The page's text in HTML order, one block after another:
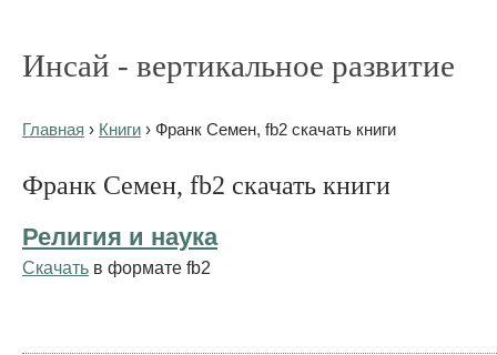
Инсай - вертикальное развитие
Главная › Книги › Франк Семен, fb2 скачать книги
Франк Семен, fb2 скачать книги
Религия и наука
Скачать в формате fb2